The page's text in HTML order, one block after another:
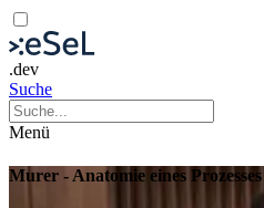
.dev
Suche
Menü
Murer - Anatomie eines Prozesses